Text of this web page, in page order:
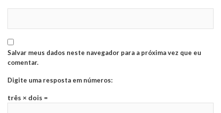
Salvar meus dados neste navegador para a próxima vez que eu
comentar.
Digite uma resposta em números:
três × dois =